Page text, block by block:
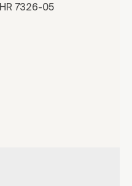
HR 7326-05